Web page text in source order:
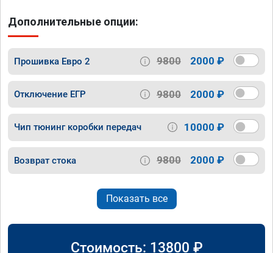
Дополнительные опции:
Прошивка Евро 2 9800 2000 ₽
Отключение ЕГР 9800 2000 ₽
Чип тюнинг коробки передач 10000 ₽
Возврат стока 9800 2000 ₽
Показать все
Стоимость: 13800 ₽